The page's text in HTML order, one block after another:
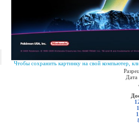
Чтобы сохранить картинку на свой компьютер,
Дата